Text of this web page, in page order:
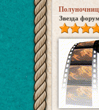
Звезда